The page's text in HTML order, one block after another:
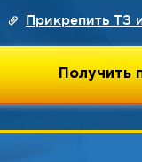
Прикрепить ТЗ